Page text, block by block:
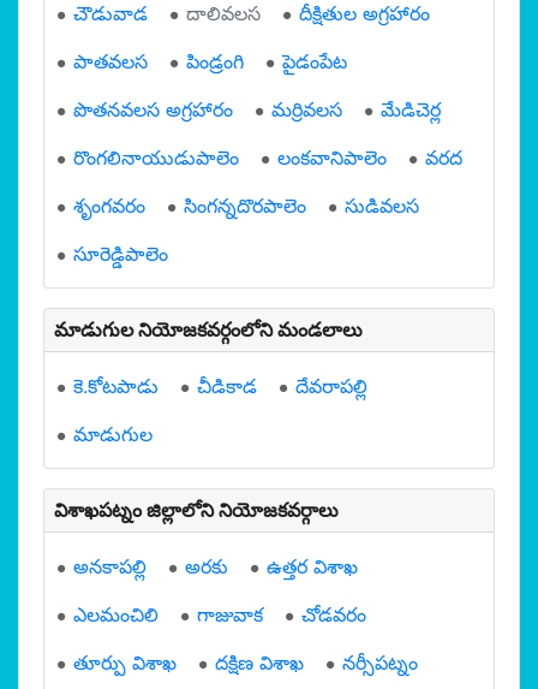
చౌడువాడ
దాలివలస
దీక్షితుల అగ్రహారం
పాతవలస
పిండ్రంగి
పైడంపేట
పొతనవలస అగ్రహారం
మర్రివలస
మేడిచెర్ల
రొంగలినాయుడుపాలెం
లంకవానిపాలెం
వరద
శృంగవరం
సింగన్నదొరపాలెం
సుడివలస
సూరెడ్డిపాలెం
మాడుగుల నియోజకవర్గంలోని మండలాలు
కె.కోటపాడు చీడికాడ
దేవరాపల్లి
మాడుగుల
విశాఖపట్నం జిల్లాలోని నియోజకవర్గాలు
అనకాపల్లి అరకు
ఉత్తర విశాఖ
ఎలమంచిలి
గాజువాక
చోడవరం
తూర్పు విశాఖ
దక్షిణ విశాఖ నర్సీపట్నం